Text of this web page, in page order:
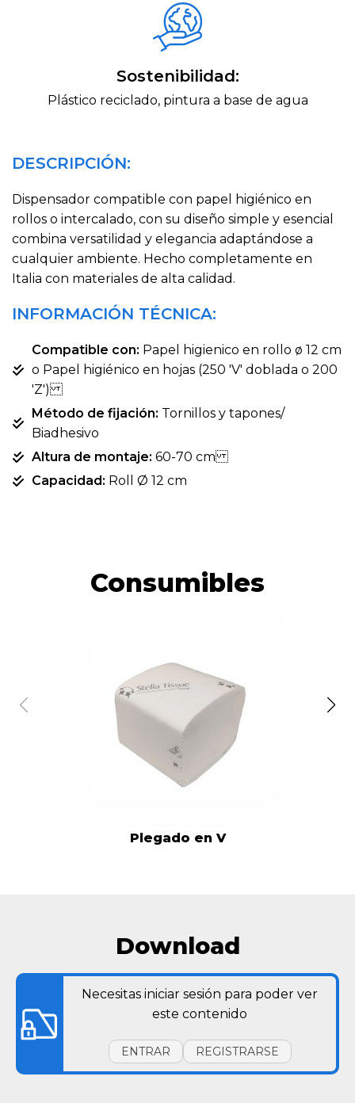
Sostenibilidad:
Plástico reciclado, pintura a base de agua
DESCRIPCIÓN:
Dispensador compatible con papel higiénico en
rollos o intercalado, con su diseño simple y esencial
combina versatilidad y elegancia adaptándose a
cualquier ambiente. Hecho completamente en
Italia con materiales de alta calidad.
INFORMACIÓN TÉCNICA:
Compatible con: Papel higienico en rollo ø 12 cm
o Papel higiénico en hojas (250 'V' doblada o 200
'Z')
Método de fijación: Tornillos y tapones/
Biadhesivo
Altura de montaje: 60-70 cm
Capacidad: Roll Ø 12 cm
Consumibles
Plegado en V
Download
Necesitas iniciar sesión para poder ver
este contenido
ENTRAR REGISTRARSE